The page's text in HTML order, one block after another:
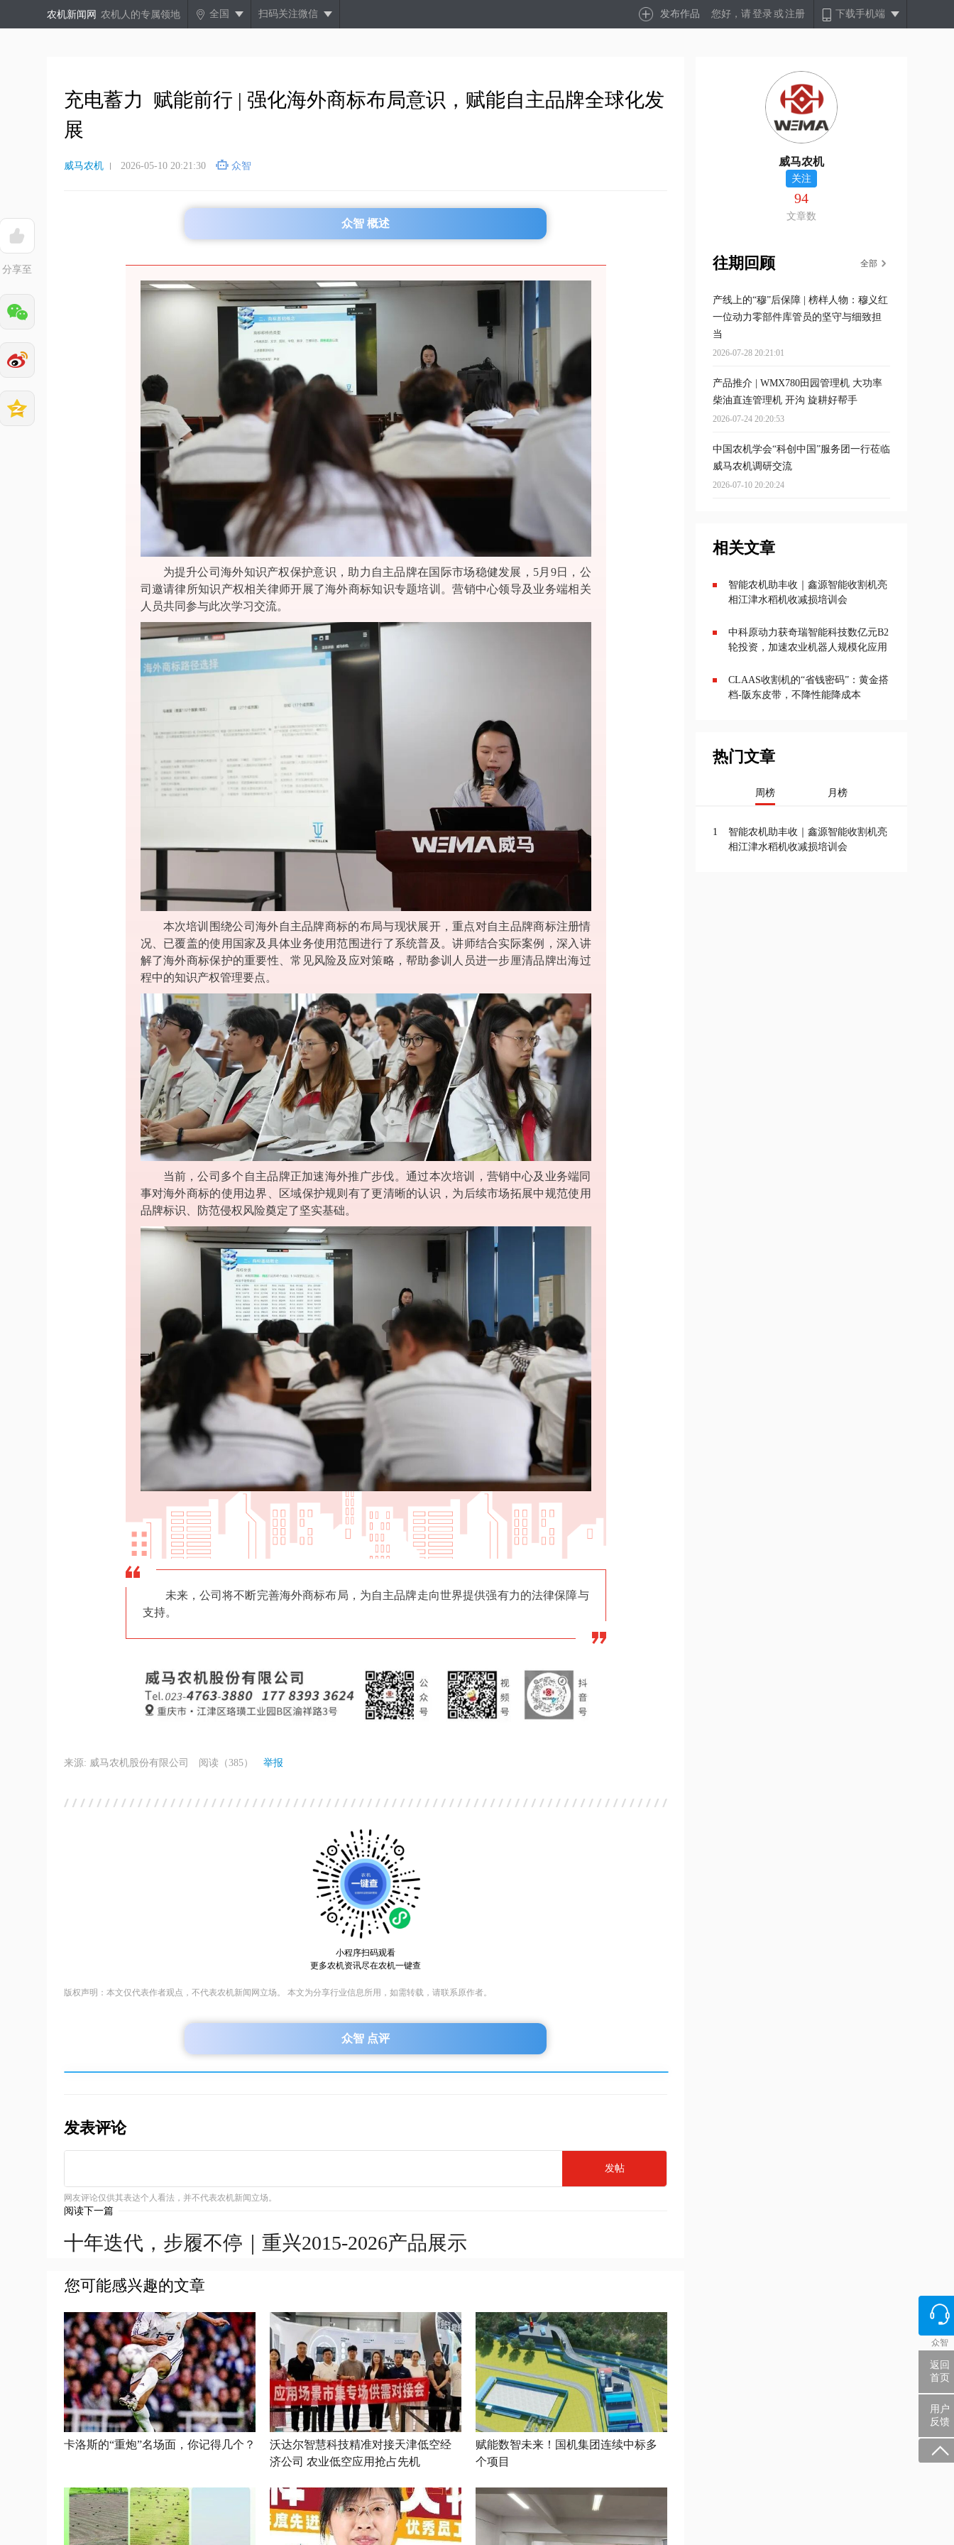
容
农机新闻网 农机人的专属领地 全国 扫码关注微信 发布作品 您好，请登录 或注册 下载手机端
充电蓄力 赋能前行 | 强化海外商标布局意识，赋能自主品牌全球化发
展
威马农机 2026-05-10 20:21:30 众智
分享至
众智 概述
为提升公司海外知识产权保护意识，助力自主品牌在国际市场稳健发展，5月9日，公
司邀请律所知识产权相关律师开展了海外商标知识专题培训。营销中心领导及业务端相关
人员共同参与此次学习交流。
本次培训围绕公司海外自主品牌商标的布局与现状展开，重点对自主品牌商标注册情
况、已覆盖的使用国家及具体业务使用范围进行了系统普及。讲师结合实际案例，深入讲
解了海外商标保护的重要性、常见风险及应对策略，帮助参训人员进一步厘清品牌出海过
程中的知识产权管理要点。
当前，公司多个自主品牌正加速海外推广步伐。通过本次培训，营销中心及业务端同
事对海外商标的使用边界、区域保护规则有了更清晰的认识，为后续市场拓展中规范使用
品牌标识、防范侵权风险奠定了坚实基础。
未来，公司将不断完善海外商标布局，为自主品牌走向世界提供强有力的法律保障与
支持。
来源: 威马农机股份有限公司 阅读（385） 举报
小程序扫码观看
更多农机资讯尽在农机一键查
版权声明：本文仅代表作者观点，不代表农机新闻网立场。 本文为分享行业信息所用，如需转载，请联系原作者。
众智 点评
发表评论
发帖
网友评论仅供其表达个人看法，并不代表农机新闻立场。
阅读下一篇
十年迭代，步履不停｜重兴2015-2026产品展示
您可能感兴趣的文章
卡洛斯的“重炮”名场面，你记得几个？
沃达尔智慧科技精准对接天津低空经
济公司 农业低空应用抢占先机
赋能数智未来！国机集团连续中标多
个项目
威马农机
关注
94
文章数
往期回顾 全部
产线上的“穆”后保障 | 榜样人物：穆义红
一位动力零部件库管员的坚守与细致担
当
2026-07-28 20:21:01
产品推介 | WMX780田园管理机 大功率
柴油直连管理机 开沟 旋耕好帮手
2026-07-24 20:20:53
中国农机学会“科创中国”服务团一行莅临
威马农机调研交流
2026-07-10 20:20:24
相关文章
智能农机助丰收｜鑫源智能收割机亮
相江津水稻机收减损培训会
中科原动力获奇瑞智能科技数亿元B2
轮投资，加速农业机器人规模化应用
CLAAS收割机的“省钱密码”：黄金搭
档-阪东皮带，不降性能降成本
热门文章
周榜 月榜
1
智能农机助丰收｜鑫源智能收割机亮
相江津水稻机收减损培训会
众智
返回
首页
用户
反馈